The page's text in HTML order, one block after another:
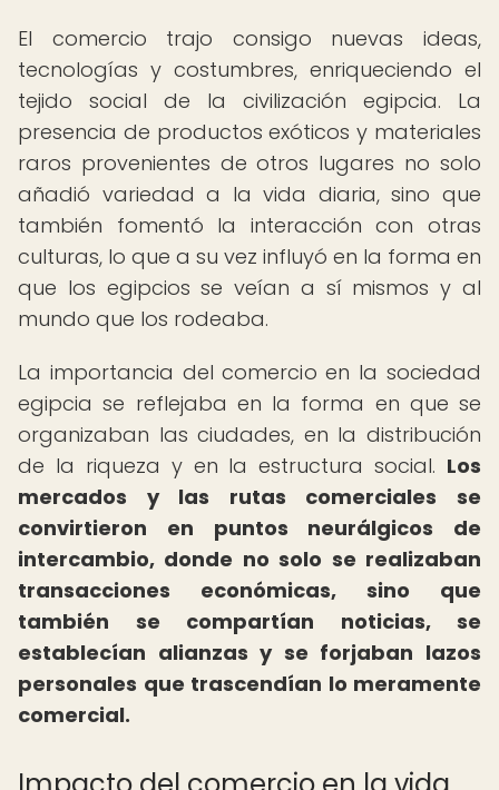
El comercio trajo consigo nuevas ideas,
tecnologías y costumbres, enriqueciendo el
tejido social de la civilización egipcia. La
presencia de productos exóticos y materiales
raros provenientes de otros lugares no solo
añadió variedad a la vida diaria, sino que
también fomentó la interacción con otras
culturas, lo que a su vez influyó en la forma en
que los egipcios se veían a sí mismos y al
mundo que los rodeaba.
La importancia del comercio en la sociedad
egipcia se reflejaba en la forma en que se
organizaban las ciudades, en la distribución
de la riqueza y en la estructura social. Los
mercados y las rutas comerciales se
convirtieron en puntos neurálgicos de
intercambio, donde no solo se realizaban
transacciones económicas, sino que
también se compartían noticias, se
establecían alianzas y se forjaban lazos
personales que trascendían lo meramente
comercial.